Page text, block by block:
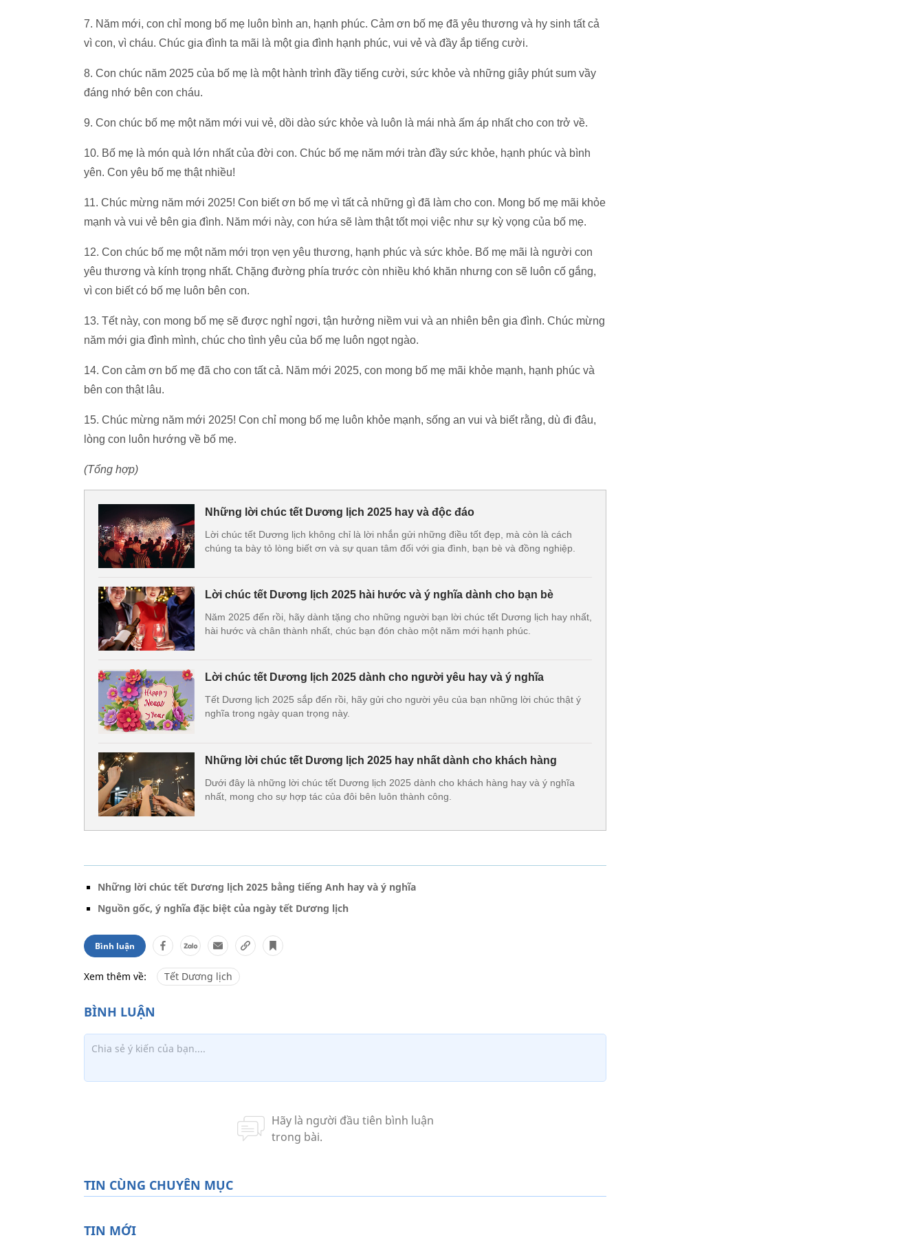
7. Năm mới, con chỉ mong bố mẹ luôn bình an, hạnh phúc. Cảm ơn bố mẹ đã yêu thương và hy sinh tất cả
vì con, vì cháu. Chúc gia đình ta mãi là một gia đình hạnh phúc, vui vẻ và đầy ắp tiếng cười.
8. Con chúc năm 2025 của bố mẹ là một hành trình đầy tiếng cười, sức khỏe và những giây phút sum vầy
đáng nhớ bên con cháu.
9. Con chúc bố mẹ một năm mới vui vẻ, dồi dào sức khỏe và luôn là mái nhà ấm áp nhất cho con trở về.
10. Bố mẹ là món quà lớn nhất của đời con. Chúc bố mẹ năm mới tràn đầy sức khỏe, hạnh phúc và bình
yên. Con yêu bố mẹ thật nhiều!
11. Chúc mừng năm mới 2025! Con biết ơn bố mẹ vì tất cả những gì đã làm cho con. Mong bố mẹ mãi khỏe
mạnh và vui vẻ bên gia đình. Năm mới này, con hứa sẽ làm thật tốt mọi việc như sự kỳ vọng của bố mẹ.
12. Con chúc bố mẹ một năm mới trọn vẹn yêu thương, hạnh phúc và sức khỏe. Bố mẹ mãi là người con
yêu thương và kính trọng nhất. Chặng đường phía trước còn nhiều khó khăn nhưng con sẽ luôn cố gắng,
vì con biết có bố mẹ luôn bên con.
13. Tết này, con mong bố mẹ sẽ được nghỉ ngơi, tận hưởng niềm vui và an nhiên bên gia đình. Chúc mừng
năm mới gia đình mình, chúc cho tình yêu của bố mẹ luôn ngọt ngào.
14. Con cảm ơn bố mẹ đã cho con tất cả. Năm mới 2025, con mong bố mẹ mãi khỏe mạnh, hạnh phúc và
bên con thật lâu.
15. Chúc mừng năm mới 2025! Con chỉ mong bố mẹ luôn khỏe mạnh, sống an vui và biết rằng, dù đi đâu,
lòng con luôn hướng về bố mẹ.
(Tổng hợp)
Những lời chúc tết Dương lịch 2025 hay và độc đáo
Lời chúc tết Dương lịch không chỉ là lời nhắn gửi những điều tốt đẹp, mà còn là cách
chúng ta bày tỏ lòng biết ơn và sự quan tâm đối với gia đình, bạn bè và đồng nghiệp.
Lời chúc tết Dương lịch 2025 hài hước và ý nghĩa dành cho bạn bè
Năm 2025 đến rồi, hãy dành tặng cho những người bạn lời chúc tết Dương lịch hay nhất,
hài hước và chân thành nhất, chúc bạn đón chào một năm mới hạnh phúc.
Lời chúc tết Dương lịch 2025 dành cho người yêu hay và ý nghĩa
Tết Dương lịch 2025 sắp đến rồi, hãy gửi cho người yêu của bạn những lời chúc thật ý
nghĩa trong ngày quan trọng này.
Những lời chúc tết Dương lịch 2025 hay nhất dành cho khách hàng
Dưới đây là những lời chúc tết Dương lịch 2025 dành cho khách hàng hay và ý nghĩa
nhất, mong cho sự hợp tác của đôi bên luôn thành công.
Những lời chúc tết Dương lịch 2025 bằng tiếng Anh hay và ý nghĩa
Nguồn gốc, ý nghĩa đặc biệt của ngày tết Dương lịch
Bình luận
Xem thêm về: Tết Dương lịch
TIN CÙNG CHUYÊN MỤC
TIN MỚI